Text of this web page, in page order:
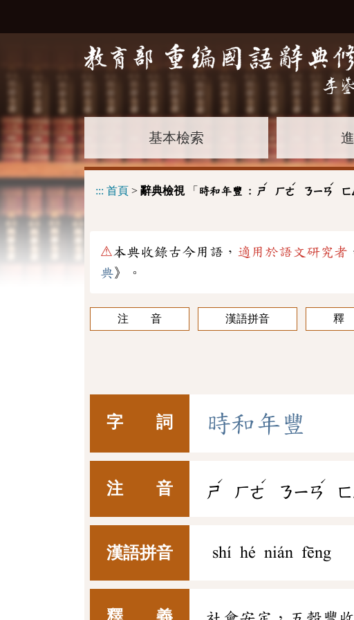
基本檢索
::: 首頁 > 辭典檢視「 時和年豐 : ㄕ
ˊ
ㄏㄜ
ˊ
ㄋㄧㄢ
ˊ
ㄈ
⚠本典收錄古今用語， 適用於語文研究者
典》。
注 音 漢語拼音
字 詞 時和年豐
注 音 ㄕ
ˊ
ㄏㄜ
ˊ
ㄋㄧㄢ
ˊ
ㄈ
漢語拼音 shí hé nián fēng